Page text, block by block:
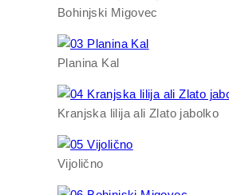
Bohinjski Migovec
Planina Kal
Kranjska lilija ali Zlato jabolko
Vijolično